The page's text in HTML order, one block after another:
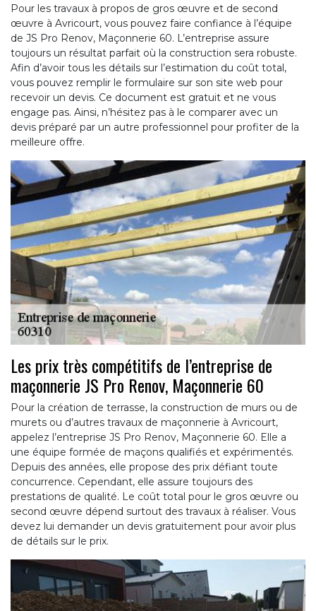
Pour les travaux à propos de gros œuvre et de second
œuvre à Avricourt, vous pouvez faire confiance à l’équipe
de JS Pro Renov, Maçonnerie 60. L’entreprise assure
toujours un résultat parfait où la construction sera robuste.
Afin d’avoir tous les détails sur l’estimation du coût total,
vous pouvez remplir le formulaire sur son site web pour
recevoir un devis. Ce document est gratuit et ne vous
engage pas. Ainsi, n’hésitez pas à le comparer avec un
devis préparé par un autre professionnel pour profiter de la
meilleure offre.
Les prix très compétitifs de l’entreprise de
maçonnerie JS Pro Renov, Maçonnerie 60
Pour la création de terrasse, la construction de murs ou de
murets ou d’autres travaux de maçonnerie à Avricourt,
appelez l’entreprise JS Pro Renov, Maçonnerie 60. Elle a
une équipe formée de maçons qualifiés et expérimentés.
Depuis des années, elle propose des prix défiant toute
concurrence. Cependant, elle assure toujours des
prestations de qualité. Le coût total pour le gros œuvre ou
second œuvre dépend surtout des travaux à réaliser. Vous
devez lui demander un devis gratuitement pour avoir plus
de détails sur le prix.